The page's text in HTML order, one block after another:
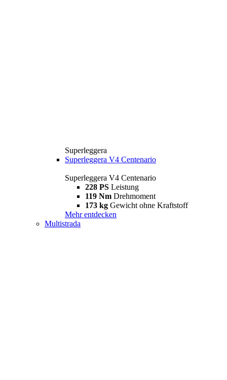
Superleggera
Superleggera V4 Centenario
Superleggera V4 Centenario
228 PS Leistung
119 Nm Drehmoment
173 kg Gewicht ohne Kraftstoff
Mehr entdecken
Multistrada